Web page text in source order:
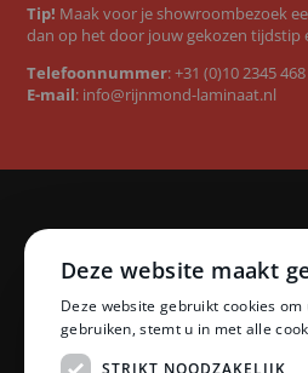
Tip! Maak voor je showroombezoek
dan op het door jouw gekozen tijdstip
Telefoonnummer:+31 (0)10 2345 468
E-mail: info@rijnmond-laminaat.nl
Categorieën
Laminaat
PVC vloeren
Ondervloeren
Plinten
Deze website maakt
Deze website gebruikt cookies
gebruiken, stemt u in met alle
STRIKT NOODZAKELIJK